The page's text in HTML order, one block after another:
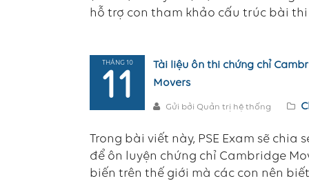
hỗ trợ con tham khảo cấu trúc bài thi
THÁNG 10
11
Tài liệu ôn thi chứng chỉ
Movers
Gửi bởi Quản trị hệ thống
Trong bài viết này, PSE Exam sẽ
để ôn luyện chứng chỉ Cambridge
biến trên thế giới mà các con nên